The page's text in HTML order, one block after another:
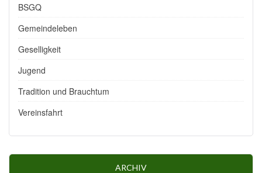
BSGQ
Gemeindeleben
Geselligkeit
Jugend
Tradition und Brauchtum
Vereinsfahrt
ARCHIV